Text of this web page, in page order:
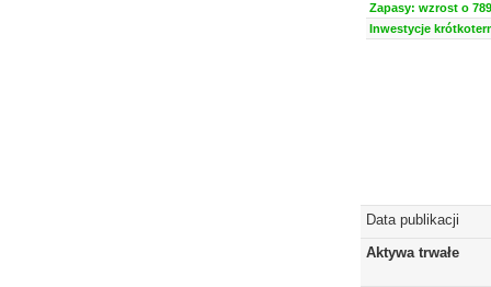
Zapasy: wzrost o
Inwestycje
Data publikacji
Aktywa trwałe